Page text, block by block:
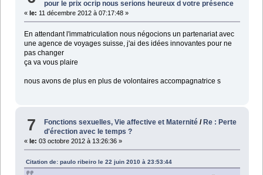
pour le prix ocrip nous serions heureux d votre présence
« le: 11 décembre 2012 à 07:17:48 »
En attendant l'immatriculation nous négocions un partenariat avec
une agence de voyages suisse, j'ai des idées innovantes pour ne
pas changer
ça va vous plaire
nous avons de plus en plus de volontaires accompagnatrice s
7 Fonctions sexuelles, Vie affective et Maternité /Re : Perte
d'érection avec le temps ?
« le: 03 octobre 2012 à 13:26:36 »
Citation de: paulo ribeiro le 22 juin 2010 à 23:53:44